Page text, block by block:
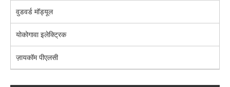
वुडवर्ड मॉड्यूल
योकोगावा इलेक्ट्रिक
ज़ायकॉम पीएलसी